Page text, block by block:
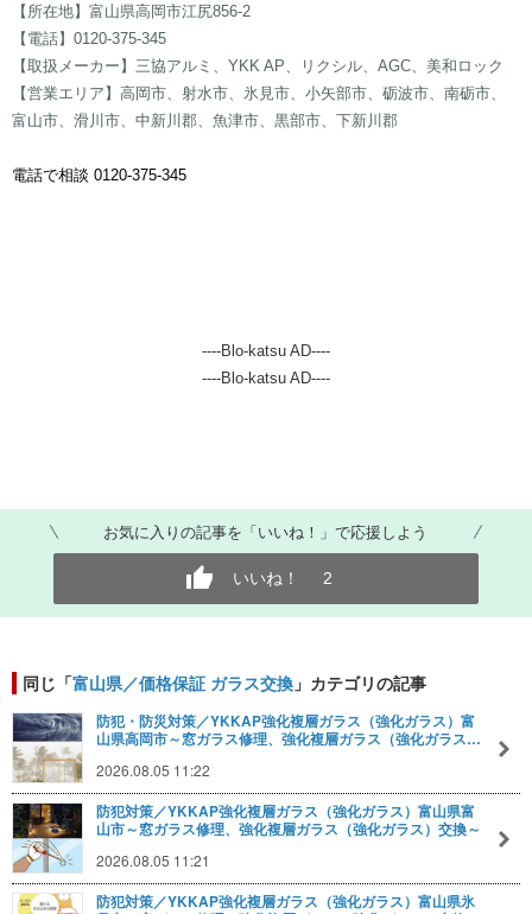
【所在地】富山県高岡市江尻856-2
【電話】0120-375-345
【取扱メーカー】三協アルミ、YKK AP、リクシル、AGC、美和ロック
【営業エリア】高岡市、射水市、氷見市、小矢部市、砺波市、南砺市、
富山市、滑川市、中新川郡、魚津市、黒部市、下新川郡
電話で相談 0120-375-345
----Blo-katsu AD----
----Blo-katsu AD----
お気に入りの記事を「いいね！」で応援しよう
いいね！ 2
同じ「富山県／価格保証 ガラス交換 」カテゴリの記事
防犯・防災対策／YKKAP強化複層ガラス（強化ガラス）富
山県高岡市～窓ガラス修理、強化複層ガラス（強化ガラス…
2026.08.05 11:22
防犯対策／YKKAP強化複層ガラス（強化ガラス）富山県富
山市～窓ガラス修理、強化複層ガラス（強化ガラス）交換～
2026.08.05 11:21
防犯対策／YKKAP強化複層ガラス（強化ガラス）富山県氷